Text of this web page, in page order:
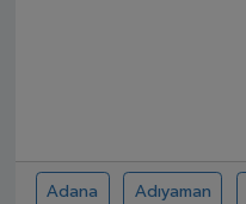
Adana Adıyaman